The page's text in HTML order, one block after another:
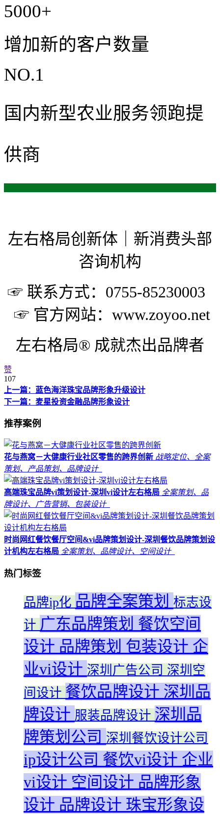
5000+
增加新的客户数量
NO.1
国内新型农业服务领跑提
供商
左右格局创新体｜新消费头部
咨询机构
☞ 联系方式：0755-85230003
☞ 官方网站：www.zoyoo.net
左右格局® 成就杰出品牌者
赞
107
上一篇：蓝色海洋珠宝品牌形象升级设计
下一篇：麦星投资金融品牌形象设计
推荐案例
花与燕窝－大健康行业社区零售的跨界创新 战略定位、全案
策划、产品策划、品牌设计
高端珠宝品牌vi策划设计-深圳vi设计左右格局 全案策划、品
牌设计、广告营销、包装设计
时尚网红餐饮餐厅空间&vi品牌策划设计-深圳餐饮品牌策划设
计机构左右格局 全案策划、品牌设计、空间设计
热门标签
品牌ip化 品牌全案策划 标志设
计 广东品牌策划 餐饮空间
设计 品牌策划 包装设计 企
业vi设计 深圳广告公司 深圳空
间设计 餐饮品牌设计 深圳品
牌设计 服装品牌设计 深圳品
牌策划公司 深圳餐饮设计公司
ip设计公司 餐饮vi设计 企业
vi设计 空间设计 品牌形象
设计 品牌设计 珠宝形象设